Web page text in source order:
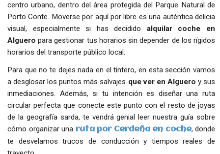
centro urbano, dentro del área protegida del Parque Natural de
Porto Conte. Moverse por aquí por libre es una auténtica delicia
visual, especialmente si has decidido alquilar coche en
Alguero para gestionar tus horarios sin depender de los rígidos
horarios del transporte público local.
Para que no te dejes nada en el tintero, en esta sección vamos
a desglosar los puntos más salvajes que ver en Alguero y sus
inmediaciones. Además, si tu intención es diseñar una ruta
circular perfecta que conecte este punto con el resto de joyas
de la geografía sarda, te vendrá genial leer nuestra guía sobre
cómo organizar una ruta por Cerdeña en coche, donde
te desvelamos trucos de conducción y tiempos reales de